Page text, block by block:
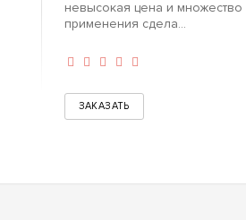
невысокая цена и
применения сдела...